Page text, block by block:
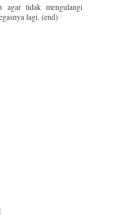
agar tidak mengulangi
lagi. (end)